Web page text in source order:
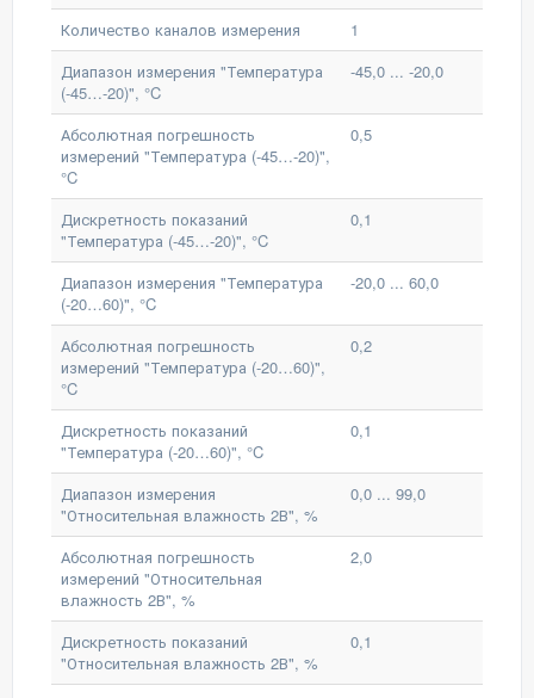
Количество каналов измерения
1
Диапазон измерения "Температура
(-45…-20)", °C
-45,0 ... -20,0
Абсолютная погрешность
измерений "Температура (-45…-20)",
°C
0,5
Дискретность показаний
"Температура (-45…-20)", °C
0,1
Диапазон измерения "Температура
(-20…60)", °C
-20,0 ... 60,0
Абсолютная погрешность
измерений "Температура (-20…60)",
°C
0,2
Дискретность показаний
"Температура (-20…60)", °C
0,1
Диапазон измерения
"Относительная влажность 2В", %
0,0 ... 99,0
Абсолютная погрешность
измерений "Относительная
влажность 2В", %
2,0
Дискретность показаний
"Относительная влажность 2В", %
0,1